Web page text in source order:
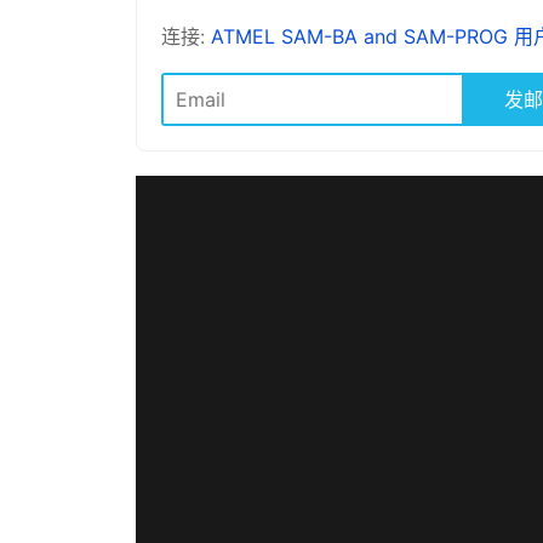
连接: ATMEL SAM-BA and SAM-PROG 用
发